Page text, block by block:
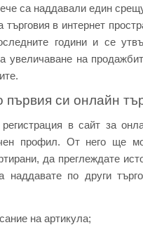
са наддавали един
търговия в интернет
години и се
увеличаване на
първия си онлайн
в сайт за
профил. От него ще
да преглеждате
по други
на артикула;